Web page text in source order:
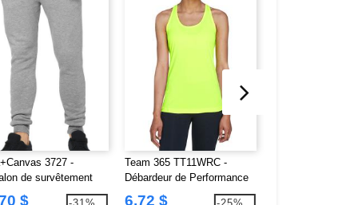
3727 -
de survêtement
unisexe
$
Team 365 TT11WRC -
Débardeur de Performance
à Dos Nageur pour Femmes
6,72 $